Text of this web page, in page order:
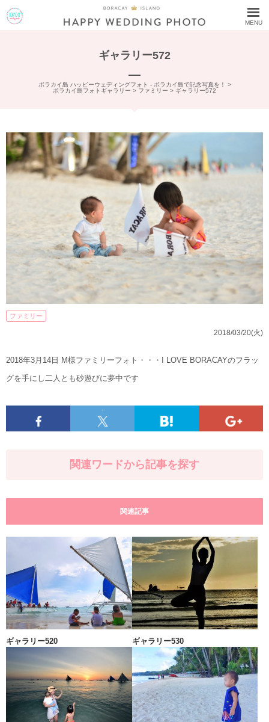
MENU
ギャラリー572
ボラカイ島 ハッピーウェディングフォト - ボラカイ島で記念写真を！
>
ボラカイ島フォトギャラリー > ファミリー > ギャラリー572
ファミリー
2018/03/20(火)
2018年3月14日 M様ファミリーフォト・・・I LOVE BORACAYのフラッ
グを手にし二人とも砂遊びに夢中です
-
関連ワードから記事を探す
関連記事
ギャラリー520 ギャラリー530